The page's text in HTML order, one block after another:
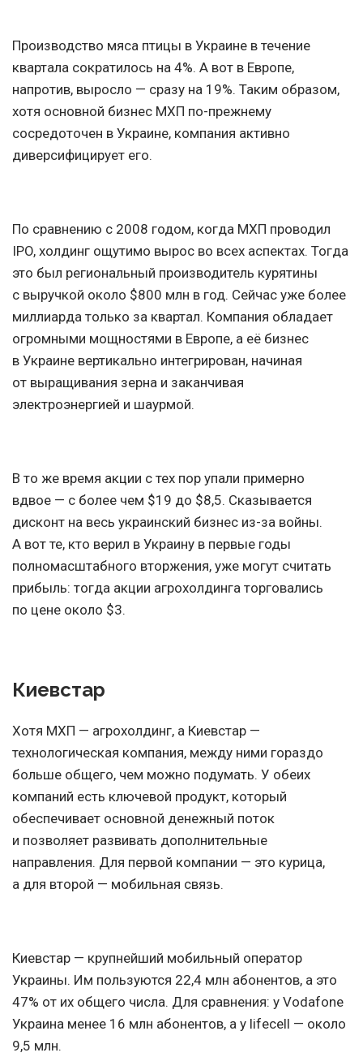
Производство мяса птицы в Украине в течение
квартала сократилось на 4%. А вот в Европе,
напротив, выросло — сразу на 19%. Таким образом,
хотя основной бизнес МХП по-прежнему
сосредоточен в Украине, компания активно
диверсифицирует его.
По сравнению с 2008 годом, когда МХП проводил
IPO, холдинг ощутимо вырос во всех аспектах. Тогда
это был региональный производитель курятины
с выручкой около $800 млн в год. Сейчас уже более
миллиарда только за квартал. Компания обладает
огромными мощностями в Европе, а её бизнес
в Украине вертикально интегрирован, начиная
от выращивания зерна и заканчивая
электроэнергией и шаурмой.
В то же время акции с тех пор упали примерно
вдвое — с более чем $19 до $8,5. Сказывается
дисконт на весь украинский бизнес из-за войны.
А вот те, кто верил в Украину в первые годы
полномасштабного вторжения, уже могут считать
прибыль: тогда акции агрохолдинга торговались
по цене около $3.
Киевстар
Хотя МХП — агрохолдинг, а Киевстар —
технологическая компания, между ними гораздо
больше общего, чем можно подумать. У обеих
компаний есть ключевой продукт, который
обеспечивает основной денежный поток
и позволяет развивать дополнительные
направления. Для первой компании — это курица,
а для второй — мобильная связь.
Киевстар — крупнейший мобильный оператор
Украины. Им пользуются 22,4 млн абонентов, а это
47% от их общего числа. Для сравнения: у Vodafone
Украина менее 16 млн абонентов, а у lifecell — около
9,5 млн.